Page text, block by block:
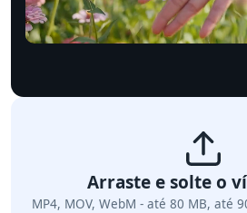
Arraste e solte o
MP4, MOV, WebM - até 80 MB, até